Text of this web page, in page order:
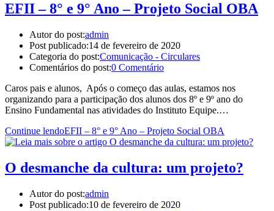
EFII – 8° e 9° Ano – Projeto Social OBA
Autor do post:admin
Post publicado:14 de fevereiro de 2020
Categoria do post:Comunicação - Circulares
Comentários do post:0 Comentário
Caros pais e alunos, Após o começo das aulas, estamos nos
organizando para a participação dos alunos dos 8º e 9º ano do
Ensino Fundamental nas atividades do Instituto Equipe.…
Continue lendoEFII – 8° e 9° Ano – Projeto Social OBA
O desmanche da cultura: um projeto?
Autor do post:admin
Post publicado:10 de fevereiro de 2020